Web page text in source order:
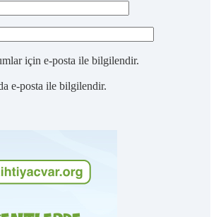
için e-posta ile bilgilendir.
e-posta ile bilgilendir.